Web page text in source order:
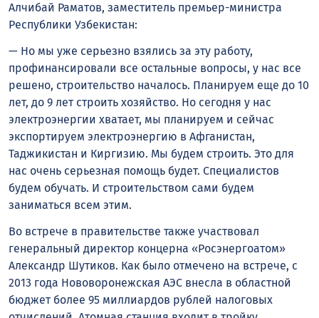
Алчибай Раматов, заместитель премьер-министра
Республики Узбекистан:
— Но мы уже серьезно взялись за эту работу,
профинансировали все остальные вопросы, у нас все
решено, строительство началось. Планируем еще до 10
лет, до 9 лет строить хозяйство. Но сегодня у нас
электроэнергии хватает, мы планируем и сейчас
экспортируем электроэнергию в Афганистан,
Таджикистан и Киргизию. Мы будем строить. Это для
нас очень серьезная помощь будет. Специалистов
будем обучать. И строительством сами будем
заниматься всем этим.
Во встрече в правительстве также участвовал
генеральный директор концерна «Росэнергоатом»
Александр Шутиков. Как было отмечено на встрече, с
2013 года Нововоронежская АЭС внесла в областной
бюджет более 95 миллиардов рублей налоговых